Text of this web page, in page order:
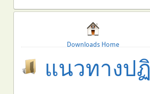
Downloads Home
แนวทางป